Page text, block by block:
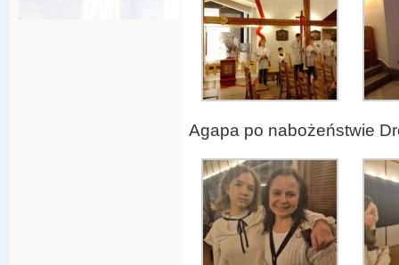
Agapa po nabożeństwie